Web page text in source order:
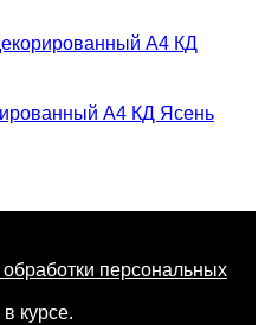
А4 КД Ясень
обработки персональных
курсе.